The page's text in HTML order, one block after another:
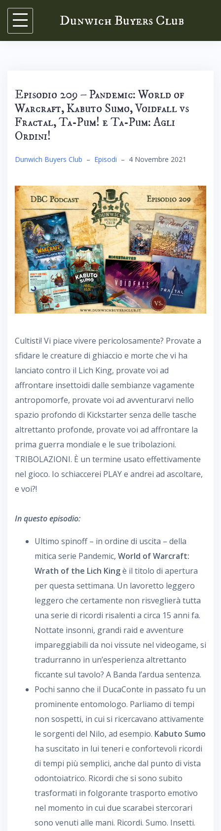
Skip
content
Dunwich Buyers Club
Episodio 209 – Pandemic: World of
Warcraft, Kabuto Sumo, Voidfall vs
Fractal, Ta-Pum! e Ta-Pum: Agli
Ordini!
Dunwich Buyers Club – Episodi – 4 Novembre 2021
Cultisti! Vi piace vivere pericolosamente? Provate a
sfidare le creature di ghiaccio e morte che vi ha
lanciato contro il Lich King, provate voi ad
affrontare insettoidi dalle sembianze vagamente
antropomorfe, provate voi ad avventurarvi nello
spazio profondo di Kickstarter senza delle tasche
altrettanto profonde, provate voi ad affrontare la
prima guerra mondiale e le sue tribolazioni.
TRIBOLAZIONI. È un termine usato effettivamente
nel gioco. Io schiaccerei PLAY e andrei ad ascoltare,
e voi?!
In questo episodio:
Ultimo spinoff – in ordine di uscita – della
mitica serie Pandemic, World of Warcraft:
Wrath of the Lich Kingè il titolo di apertura
per questa settimana. Un lavoretto leggero
leggero che certamente non risveglierà tutta
una serie di ricordi risalenti a circa 15 anni fa.
Nottate insonni, grandi raid e avventure
impareggiabili da noi vissute nel videogame, si
tradurranno in un’esperienza altrettanto
ficcante sul tavolo? A Banda l’ardua sentenza.
Pochi sanno che il DucaConte in passato fu un
prominente entomologo. Parliamo di tempi
non sospetti, in cui si ricercavano attivamente
le sorgenti del Nilo, ad esempio. Kabuto Sumo
ha suscitato in lui teneri e confortevoli ricordi
di tempi più semplici, anche dal punto di vista
odontoiatrico. Ricordi che si sono subito
trasformati in folgorante trasporto emotivo
nel momento in cui due scarabei stercorari
sono venuti alle mani. Ricordi. Sumo. Insetti.